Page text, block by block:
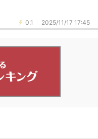
0.1 2025/11/17 17:45